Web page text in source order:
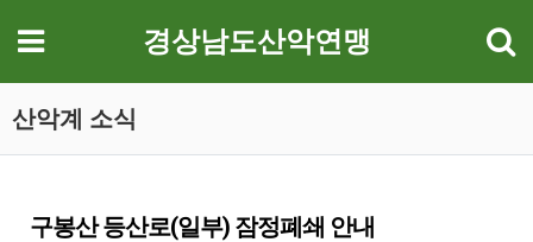
메뉴 경상남도산악연맹
산악계 소식
구봉산 등산로(일부) 잠정폐쇄 안내